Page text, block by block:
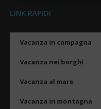
LINK RAPIDI
Vacanza in campagna
Vacanza nei borghi
Vacanza al mare
Vacanza in montagna